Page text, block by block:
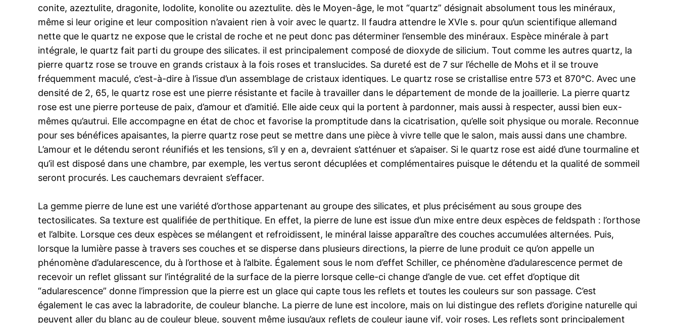
conite, azeztulite, dragonite, lodolite, konolite ou azeztulite. dès le Moyen-âge, le mot “quartz” désignait absolument tous les minéraux,
même si leur origine et leur composition n’avaient rien à voir avec le quartz. Il faudra attendre le XVIe s. pour qu’un scientifique allemand
nette que le quartz ne expose que le cristal de roche et ne peut donc pas déterminer l’ensemble des minéraux. Espèce minérale à part
intégrale, le quartz fait parti du groupe des silicates. il est principalement composé de dioxyde de silicium. Tout comme les autres quartz, la
pierre quartz rose se trouve en grands cristaux à la fois roses et translucides. Sa dureté est de 7 sur l’échelle de Mohs et il se trouve
fréquemment maculé, c’est-à-dire à l’issue d’un assemblage de cristaux identiques. Le quartz rose se cristallise entre 573 et 870°C. Avec une
densité de 2, 65, le quartz rose est une pierre résistante et facile à travailler dans le département de monde de la joaillerie. La pierre quartz
rose est une pierre porteuse de paix, d’amour et d’amitié. Elle aide ceux qui la portent à pardonner, mais aussi à respecter, aussi bien eux-
mêmes qu’autrui. Elle accompagne en état de choc et favorise la promptitude dans la cicatrisation, qu’elle soit physique ou morale. Reconnue
pour ses bénéfices apaisantes, la pierre quartz rose peut se mettre dans une pièce à vivre telle que le salon, mais aussi dans une chambre.
L’amour et le détendu seront réunifiés et les tensions, s’il y en a, devraient s’atténuer et s’apaiser. Si le quartz rose est aidé d’une tourmaline et
qu’il est disposé dans une chambre, par exemple, les vertus seront décuplées et complémentaires puisque le détendu et la qualité de sommeil
seront procurés. Les cauchemars devraient s’effacer.
La gemme pierre de lune est une variété d’orthose appartenant au groupe des silicates, et plus précisément au sous groupe des
tectosilicates. Sa texture est qualifiée de perthitique. En effet, la pierre de lune est issue d’un mixe entre deux espèces de feldspath : l’orthose
et l’albite. Lorsque ces deux espèces se mélangent et refroidissent, le minéral laisse apparaître des couches accumulées alternées. Puis,
lorsque la lumière passe à travers ses couches et se disperse dans plusieurs directions, la pierre de lune produit ce qu’on appelle un
phénomène d’adularescence, du à l’orthose et à l’albite. Également sous le nom d’effet Schiller, ce phénomène d’adularescence permet de
recevoir un reflet glissant sur l’intégralité de la surface de la pierre lorsque celle-ci change d’angle de vue. cet effet d’optique dit
“adularescence” donne l’impression que la pierre est un glace qui capte tous les reflets et toutes les couleurs sur son passage. C’est
également le cas avec la labradorite, de couleur blanche. La pierre de lune est incolore, mais on lui distingue des reflets d’origine naturelle qui
peuvent aller du blanc au de couleur bleue, souvent même jusqu’aux reflets de couleur jaune vif, voir roses. Les reflets sont principalement